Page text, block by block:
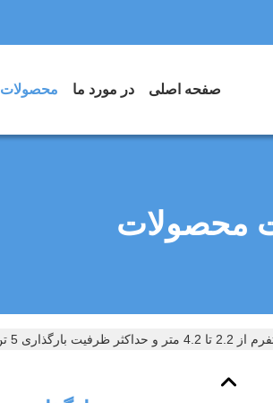
صفحه اصلی در مورد ما محصولات
محصولات
جرثقیل